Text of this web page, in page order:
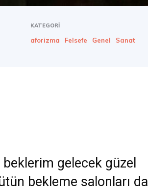
KATEGORI
aforizma Felsefe Genel Sanat
gelecek güzel
bekleme salonları da